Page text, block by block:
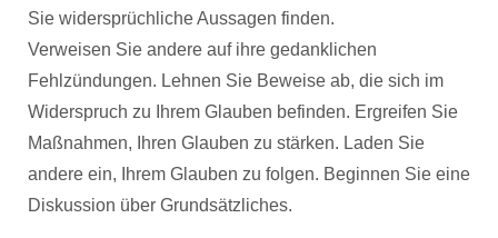
Sie widersprüchliche Aussagen finden.
Verweisen Sie andere auf ihre gedanklichen
Fehlzündungen. Lehnen Sie Beweise ab, die sich im
Widerspruch zu Ihrem Glauben befinden. Ergreifen Sie
Maßnahmen, Ihren Glauben zu stärken. Laden Sie
andere ein, Ihrem Glauben zu folgen. Beginnen Sie eine
Diskussion über Grundsätzliches.